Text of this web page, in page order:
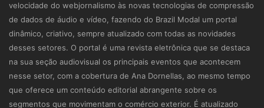
velocidade do webjornalismo às novas tecnologias de compressão
de dados de áudio e vídeo, fazendo do Brazil Modal um portal
dinâmico, criativo, sempre atualizado com todas as novidades
desses setores. O portal é uma revista eletrônica que se destaca
na sua seção audiovisual os principais eventos que acontecem
nesse setor, com a cobertura de Ana Dornellas, ao mesmo tempo
que oferece um conteúdo editorial abrangente sobre os
segmentos que movimentam o comércio exterior. É atualizado